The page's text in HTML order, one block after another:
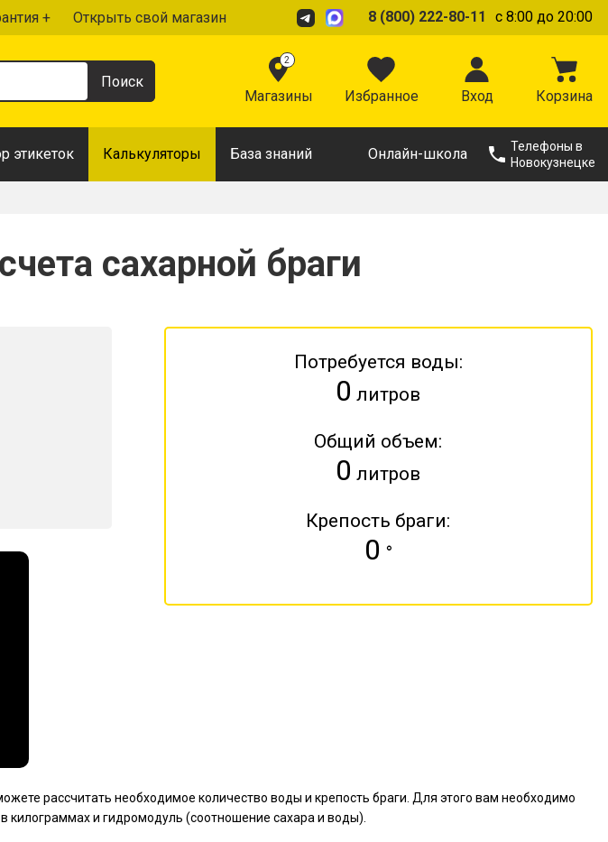
+ Открыть свой магазин 8 (800) 222-80-11 с 8:00 до 20:00
2
Магазины Избранное Вход Корзина
этикеток Калькуляторы База знаний Онлайн-школа
Телефоны в
Новокузнецке
сахарной браги
Потребуется воды:
0 литров
Общий объем:
0 литров
Крепость браги:
0 °
рассчитать необходимое количество воды и крепость браги. Для этого вам необходимо
килограммах и гидромодуль (соотношение сахара и воды).